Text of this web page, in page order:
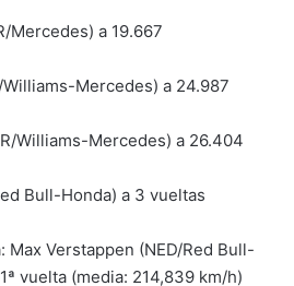
Mercedes) a 19.667
Mercedes) a 24.987
Williams-Mercedes) a 26.404
Bull-Honda) a 3 vueltas
Verstappen (NED/Red Bull-
vuelta (media: 214,839 km/h)